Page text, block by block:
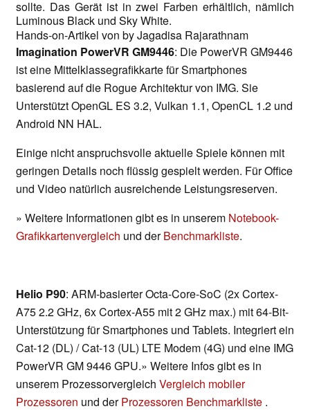
sollte. Das Gerät ist in zwei Farben erhältlich, nämlich
Luminous Black und Sky White.
Hands-on-Artikel von by Jagadisa Rajarathnam
Imagination PowerVR GM9446: Die PowerVR GM9446
ist eine Mittelklassegrafikkarte für Smartphones
basierend auf die Rogue Architektur von IMG. Sie
Unterstützt OpenGL ES 3.2, Vulkan 1.1, OpenCL 1.2 und
Android NN HAL.
Einige nicht anspruchsvolle aktuelle Spiele können mit
geringen Details noch flüssig gespielt werden. Für Office
und Video natürlich ausreichende Leistungsreserven.
» Weitere Informationen gibt es in unserem Notebook-
Grafikkartenvergleich und derBenchmarkliste.
Helio P90: ARM-basierter Octa-Core-SoC (2x Cortex-
A75 2.2 GHz, 6x Cortex-A55 mit 2 GHz max.) mit 64-Bit-
Unterstützung für Smartphones und Tablets. Integriert ein
Cat-12 (DL) / Cat-13 (UL) LTE Modem (4G) und eine IMG
PowerVR GM 9446 GPU.» Weitere Infos gibt es in
unserem Prozessorvergleich Vergleich mobiler
Prozessoren und derProzessoren Benchmarkliste .